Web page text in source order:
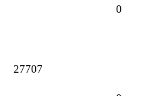
0
27707